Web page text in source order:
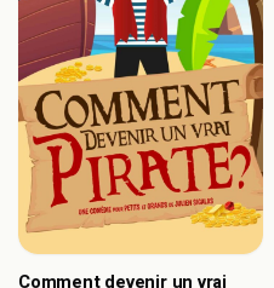
Comment devenir un vrai